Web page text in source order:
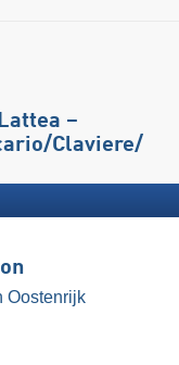
–
​Claviere/​
Oostenrijk